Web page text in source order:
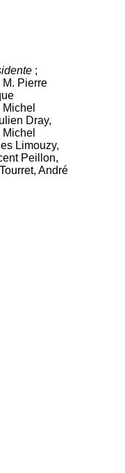
;
Pierre
Dray,
Limouzy,
Peillon,
André